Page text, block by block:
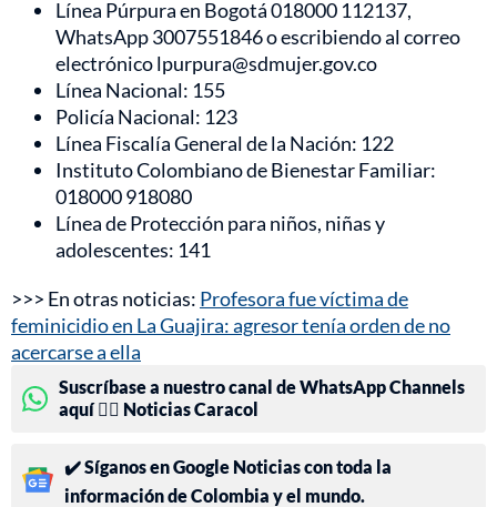
Línea Púrpura en Bogotá 018000 112137,
WhatsApp 3007551846 o escribiendo al correo
electrónico lpurpura@sdmujer.gov.co
Línea Nacional: 155
Policía Nacional: 123
Línea Fiscalía General de la Nación: 122
Instituto Colombiano de Bienestar Familiar:
018000 918080
Línea de Protección para niños, niñas y
adolescentes: 141
>>> En otras noticias: Profesora fue víctima de
feminicidio en La Guajira: agresor tenía orden de no
acercarse a ella
Suscríbase a nuestro canal de WhatsApp Channels
aquí 👉🏻 Noticias Caracol
✔️ Síganos en Google Noticias con toda la
información de Colombia y el mundo.